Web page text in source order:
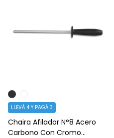
Chaira Afilador N°8 Acero
Carbono Con Cromo
LLEVÁ 4 Y PAGÁ 3